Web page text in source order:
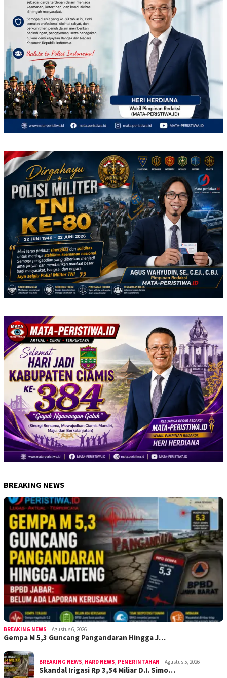
BREAKING NEWS
BREAKING NEWS Agustus 6, 2026
Gempa M 5,3 Guncang Pangandaran Hingga J…
BREAKING NEWS, HARD NEWS, PEMERINTAHAN Agustus 5, 2026
Skandal Irigasi Rp 3,54 Miliar D.I. Simo…